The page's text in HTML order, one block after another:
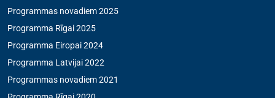
Programmas novadiem 2025
Programma Rīgai 2025
Programma Eiropai 2024
Programma Latvijai 2022
Programmas novadiem 2021